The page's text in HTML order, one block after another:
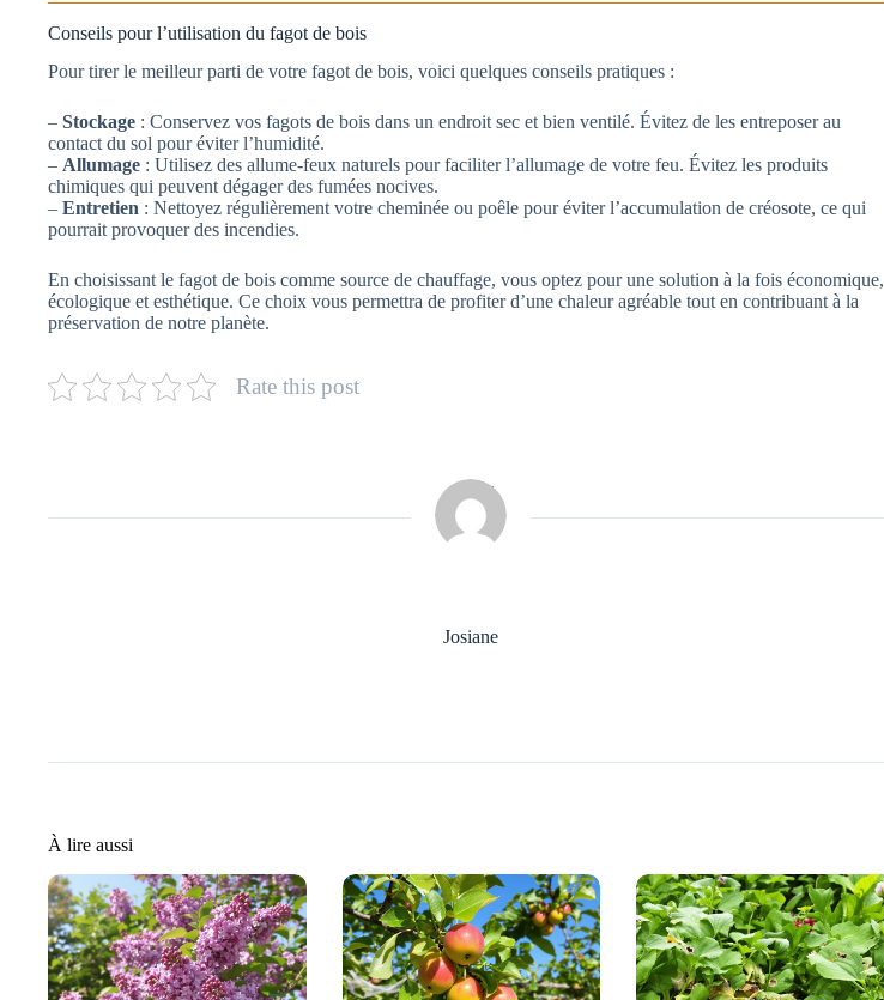
Conseils pour l’utilisation du fagot de bois
Pour tirer le meilleur parti de votre fagot de bois, voici quelques conseils pratiques :
– Stockage : Conservez vos fagots de bois dans un endroit sec et bien ventilé. Évitez de les entreposer au
contact du sol pour éviter l’humidité.
– Allumage : Utilisez des allume-feux naturels pour faciliter l’allumage de votre feu. Évitez les produits
chimiques qui peuvent dégager des fumées nocives.
– Entretien : Nettoyez régulièrement votre cheminée ou poêle pour éviter l’accumulation de créosote, ce qui
pourrait provoquer des incendies.
En choisissant le fagot de bois comme source de chauffage, vous optez pour une solution à la fois économique,
écologique et esthétique. Ce choix vous permettra de profiter d’une chaleur agréable tout en contribuant à la
préservation de notre planète.
Rate this post
Josiane
À lire aussi